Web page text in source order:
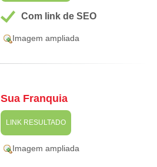
Com link de SEO
Imagem ampliada
Sua Franquia
LINK RESULTADO
Imagem ampliada